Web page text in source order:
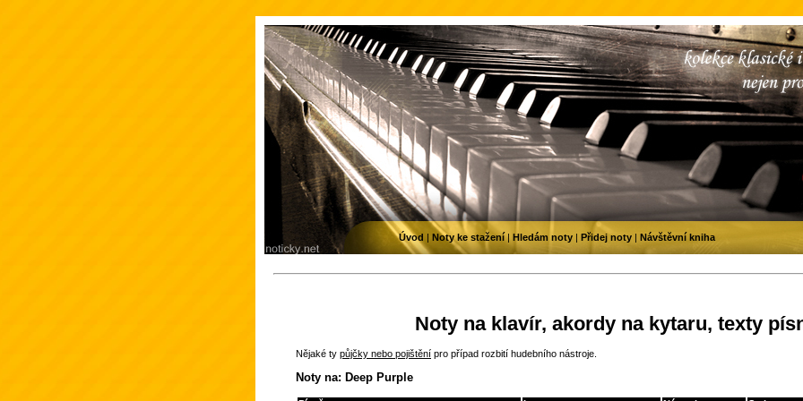
Noty na klavír, akordy na kytaru, texty
Nějaké ty půjčky nebo pojištění pro případ rozbití hudebního nástroje.
Noty na: Deep Purple
Úvod | Noty ke stažení| Hledám noty | Přidej noty | Návštěvní kniha